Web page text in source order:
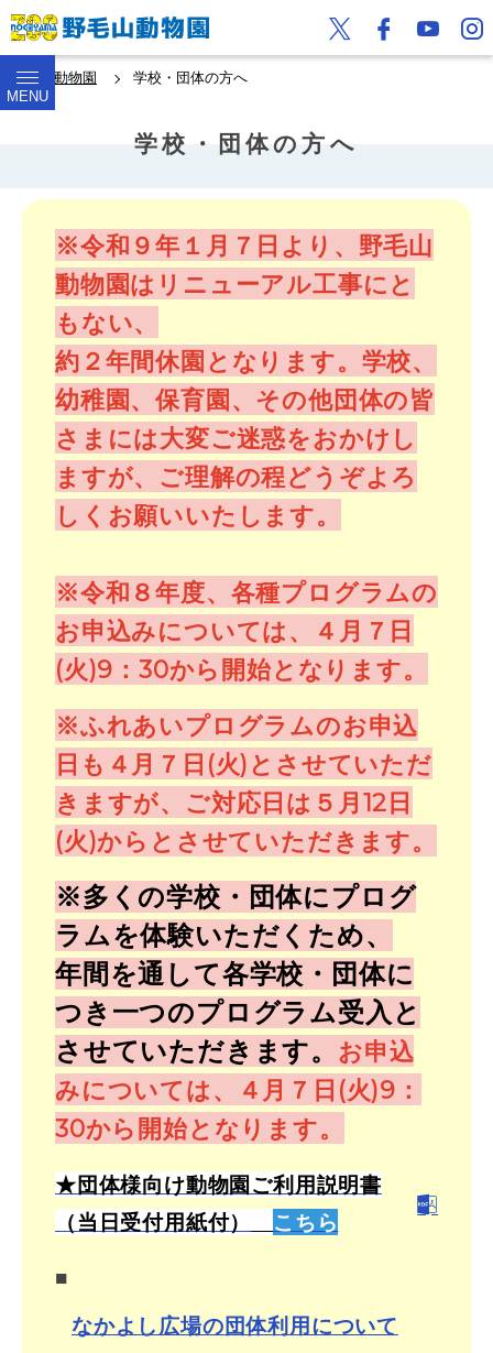
MENU
野毛山動物園 学校・団体の方へ
学校・団体の方へ
※令和９年１月７日より、野毛山
動物園はリニューアル工事にと
もない、
約２年間休園となります。学校、
幼稚園、保育園、その他団体の皆
さまには大変ご迷惑をおかけし
ますが、ご理解の程どうぞよろ
しくお願いいたします。
※令和８年度、各種プログラムの
お申込みについては、４月７日
(火)9：30から開始となります。
※ふれあいプログラムのお申込
日も４月７日(火)とさせていただ
きますが、ご対応日は５月12日
(火)からとさせていただきます。
※多くの学校・団体にプログ
ラムを体験いただくため、
年間を通して各学校・団体に
つき一つのプログラム受入と
させていただきます。 お申込
みについては、４月７日(火)9：
30から開始となります。
★団体様向け動物園ご利用説明書
（当日受付用紙付）
こちら
■
なかよし広場の団体利用について